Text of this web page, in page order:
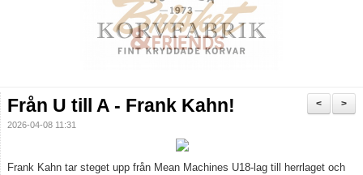
>
<
Från U till A - Frank Kahn!
2026-04-08 11:31
Frank Kahn tar steget upp från Mean Machines U18-lag till herrlaget och